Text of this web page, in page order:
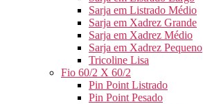
Sarja em Listrado Médio
Sarja em Xadrez Grande
Sarja em Xadrez Médio
Sarja em Xadrez Pequeno
Tricoline Lisa
Fio 60/2 X 60/2
Pin Point Listrado
Pin Point Pesado